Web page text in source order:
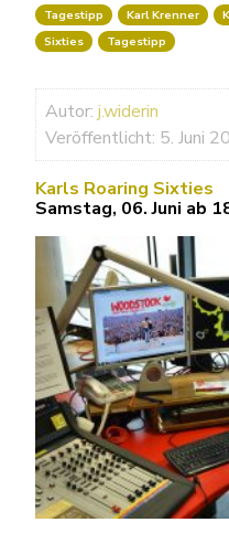
Tagestipp Karl Krenner
Sixties
Tagestipp
Autor: j.widerin
Veröffentlicht: 5. Juni
Karls Roaring Sixties
Samstag, 06. Juni ab